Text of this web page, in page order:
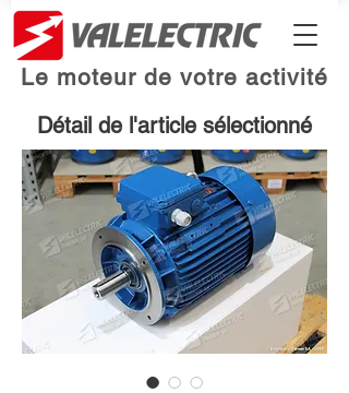
Le moteur de votre activité
Détail de l'article sélectionné